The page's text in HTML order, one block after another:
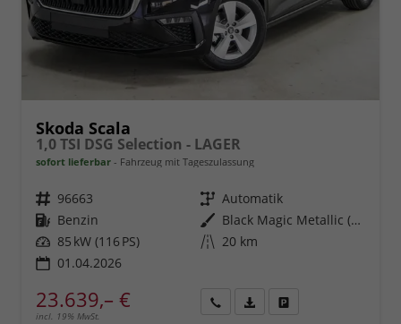
Skoda Scala
1,0 TSI DSG Selection - LAGER
sofort lieferbar Fahrzeug mit Tageszulassung
Fahrzeugnr. 96663 Getriebe Automatik
Kraftstoff Benzin Außenfarbe
Black Magic Metallic (1Z)
Leistung 85 kW (116 PS) Kilometerstand 20 km
01.04.2026
23.639,– €
incl. 19% MwSt.